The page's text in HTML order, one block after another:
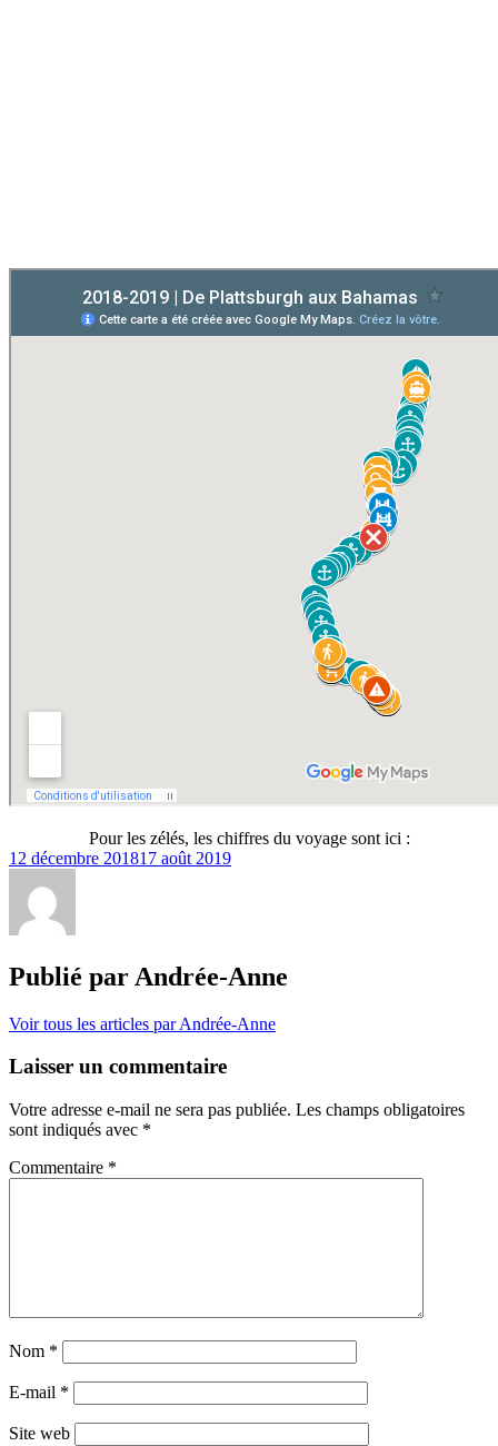
Pour les zélés, les chiffres du voyage sont ici :
12 décembre 201817 août 2019
Publié par Andrée-Anne
Voir tous les articles par Andrée-Anne
Laisser un commentaire
Votre adresse e-mail ne sera pas publiée. Les champs obligatoires
sont indiqués avec *
Commentaire *
Nom *
E-mail *
Site web